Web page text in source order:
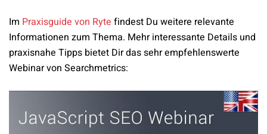
Im Praxisguide von Ryte findest Du weitere relevante
Informationen zum Thema. Mehr interessante Details und
praxisnahe Tipps bietet Dir das sehr empfehlenswerte
Webinar von Searchmetrics: